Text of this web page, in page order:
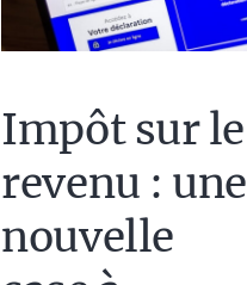
Impôt sur le
revenu : une
nouvelle